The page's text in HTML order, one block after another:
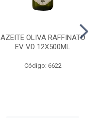
AZEITE OLIVA RAFFINATO
EV VD 12X500ML
Código: 6622